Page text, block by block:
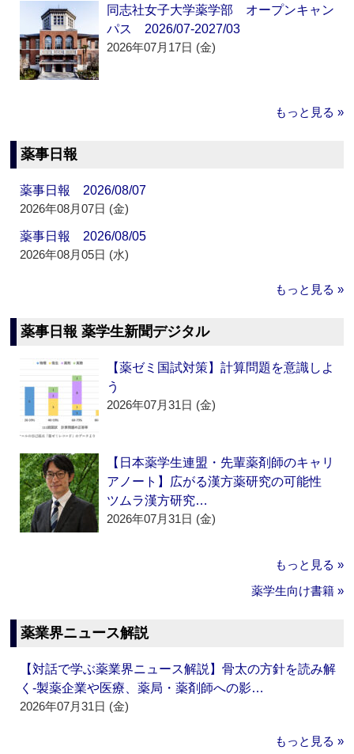
同志社女子大学薬学部 オープンキャン
パス 2026/07-2027/03
2026年07月17日 (金)
もっと見る »
薬事日報
薬事日報 2026/08/07
2026年08月07日 (金)
薬事日報 2026/08/05
2026年08月05日 (水)
もっと見る »
薬事日報 薬学生新聞デジタル
【薬ゼミ国試対策】計算問題を意識しよ
う
2026年07月31日 (金)
【日本薬学生連盟・先輩薬剤師のキャリ
アノート】広がる漢方薬研究の可能性
ツムラ漢方研究…
2026年07月31日 (金)
もっと見る »
薬学生向け書籍 »
薬業界ニュース解説
【対話で学ぶ薬業界ニュース解説】骨太の方針を読み解
く‐製薬企業や医療、薬局・薬剤師への影…
2026年07月31日 (金)
もっと見る »